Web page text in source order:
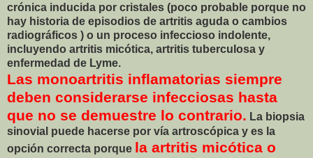
crónica inducida por cristales (poco probable porque no
hay historia de episodios de artritis aguda o cambios
radiográficos ) o un proceso infeccioso indolente,
incluyendo artritis micótica, artritis tuberculosa y
enfermedad de Lyme.
Las monoartritis inflamatorias siempre
deben considerarse infecciosas hasta
que no se demuestre lo contrario. La biopsia
sinovial puede hacerse por vía artroscópica y es la
opción correcta porque la artritis micótica o